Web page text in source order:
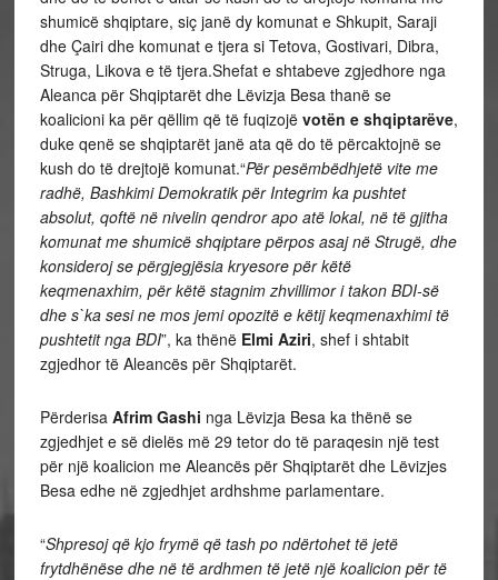
shumicë shqiptare, siç janë dy komunat e Shkupit, Saraji
dhe Çairi dhe komunat e tjera si Tetova, Gostivari, Dibra,
Struga, Likova e të tjera.Shefat e shtabeve zgjedhore nga
Aleanca për Shqiptarët dhe Lëvizja Besa thanë se
koalicioni ka për qëllim që të fuqizojë votën e shqiptarëve,
duke qenë se shqiptarët janë ata që do të përcaktojnë se
kush do të drejtojë komunat.“Për pesëmbëdhjetë vite me
radhë, Bashkimi Demokratik për Integrim ka pushtet
absolut, qoftë në nivelin qendror apo atë lokal, në të gjitha
komunat me shumicë shqiptare përpos asaj në Strugë, dhe
konsideroj se përgjegjësia kryesore për këtë
keqmenaxhim, për këtë stagnim zhvillimor i takon BDI-së
dhe s`ka sesi ne mos jemi opozitë e këtij keqmenaxhimi të
pushtetit nga BDI”, ka thënëElmi Aziri, shef i shtabit
zgjedhor të Aleancës për Shqiptarët.
Përderisa Afrim Gashi nga Lëvizja Besa ka thënë se
zgjedhjet e së dielës më 29 tetor do të paraqesin një test
për një koalicion me Aleancës për Shqiptarët dhe Lëvizjes
Besa edhe në zgjedhjet ardhshme parlamentare.
“Shpresoj që kjo frymë që tash po ndërtohet të jetë
frytdhënëse dhe në të ardhmen të jetë një koalicion për të